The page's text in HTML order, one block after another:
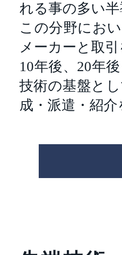
れる事の多い
この分野にお
メーカーと取
10年後、20年
技術の基盤と
成・派遣・紹